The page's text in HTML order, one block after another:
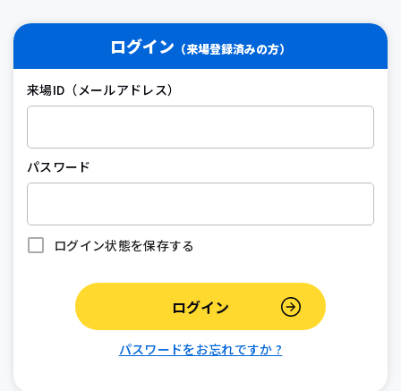
ログイン （来場登録済みの方）
来場ID（メールアドレス）
パスワード
ログイン状態を保存する
パスワードをお忘れですか ?